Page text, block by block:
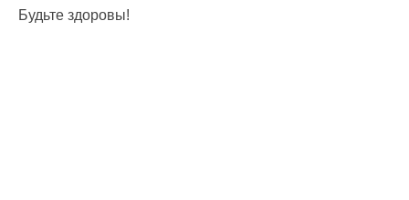
Будьте здоровы!